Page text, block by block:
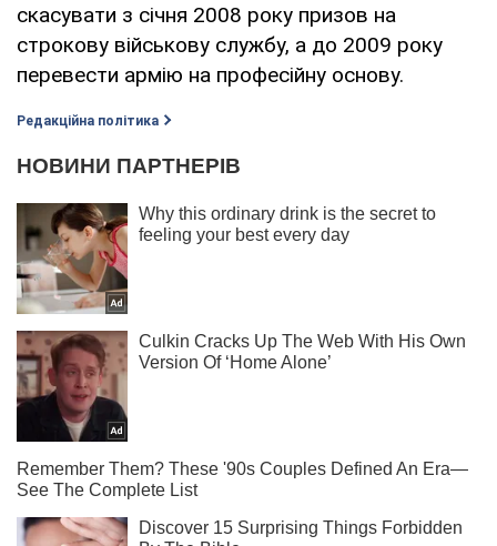
скасувати з січня 2008 року призов на
строкову військову службу, а до 2009 року
перевести армію на професійну основу.
Редакційна політика